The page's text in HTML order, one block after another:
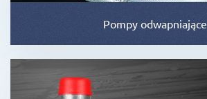
Pompy odwapniające